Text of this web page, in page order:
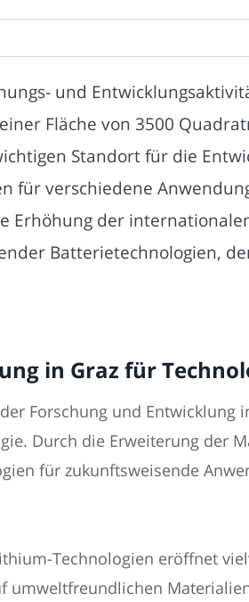
und
Fläche von 3500
Standort für die
für verschiedene
Erhöhung der
Batterietechnologien,
in Graz für
Forschung und
Durch die Erweiterung der
für zukunftsweisende
Technologien eröffnet
umweltfreundlichen